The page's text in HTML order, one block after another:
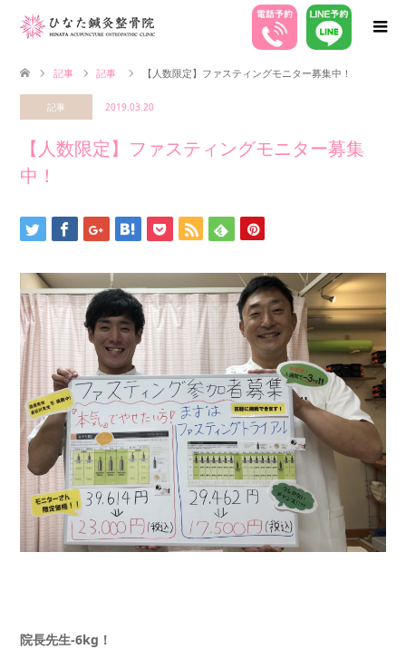
記事 記事 【人数限定】ファスティングモニター募集中！
記事 2019.03.20
【人数限定】ファスティングモニター募集
中！
院長先生-6kg！